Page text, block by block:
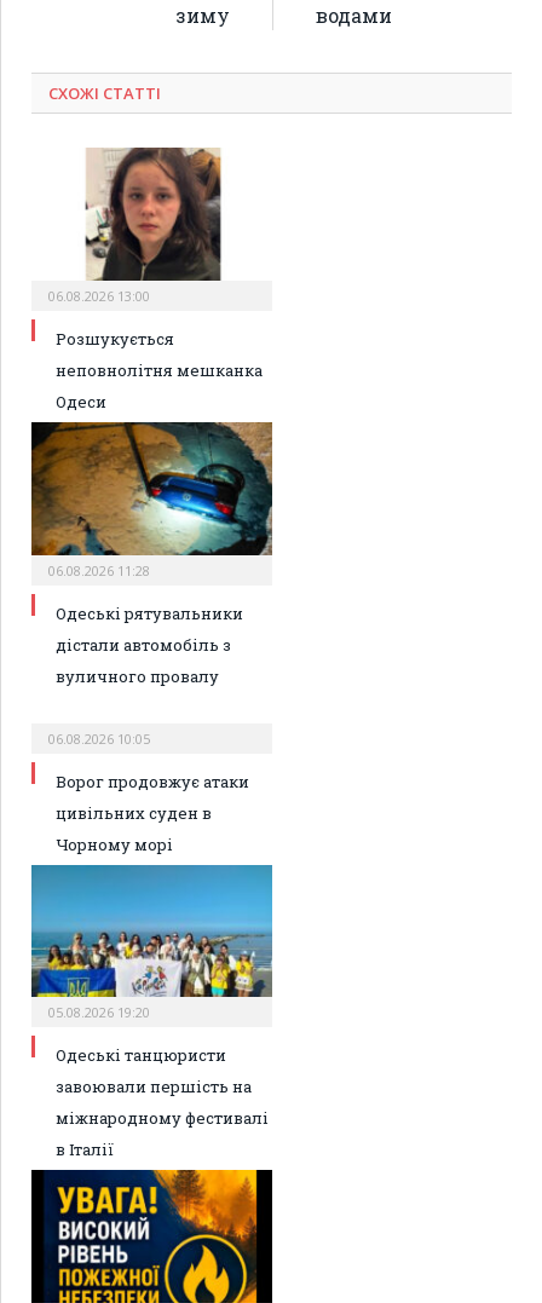
зиму
водами
СХОЖІ СТАТТІ
06.08.2026 13:00
Розшукується
неповнолітня мешканка
Одеси
06.08.2026 11:28
Одеські рятувальники
дістали автомобіль з
вуличного провалу
06.08.2026 10:05
Ворог продовжує атаки
цивільних суден в
Чорному морі
05.08.2026 19:20
Одеські танцюристи
завоювали першість на
міжнародному фестивалі
в Італії